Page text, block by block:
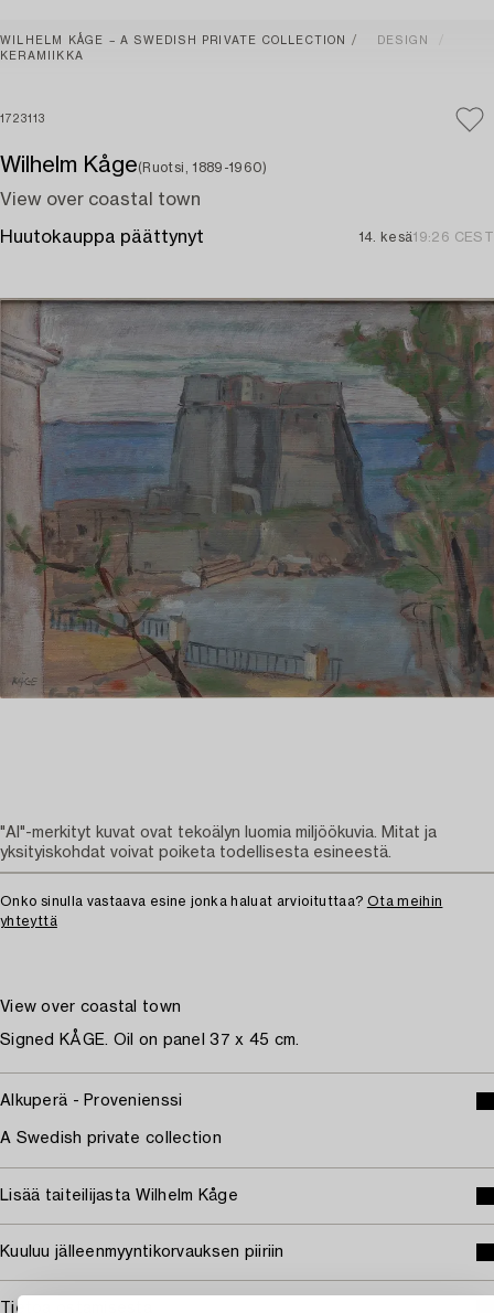
WILHELM KÅGE – A SWEDISH PRIVATE COLLECTION
DESIGN
KERAMIIKKA
1723113
Wilhelm Kåge(Ruotsi, 1889-1960)
View over coastal town
Huutokauppa päättynyt 14. kesä19:26 CEST
Onko sinulla vastaava esine jonka haluat arvioituttaa? Ota meihin
yhteyttä
View over coastal town
Signed KÅGE. Oil on panel 37 x 45 cm.
Alkuperä - Provenienssi
A Swedish private collection
Lisää taiteilijasta Wilhelm Kåge
Kuuluu jälleenmyyntikorvauksen piiriin
Tietoa ostamisesta
"AI"-merkityt kuvat ovat tekoälyn luomia miljöökuvia. Mitat ja
yksityiskohdat voivat poiketa todellisesta esineestä.